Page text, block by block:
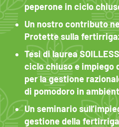
peperone in ciclo
Un nostro contributo
Protette sulla
Tesi di laurea
ciclo chiuso e impiego
per la gestione
di pomodoro in
Un seminario
gestione della